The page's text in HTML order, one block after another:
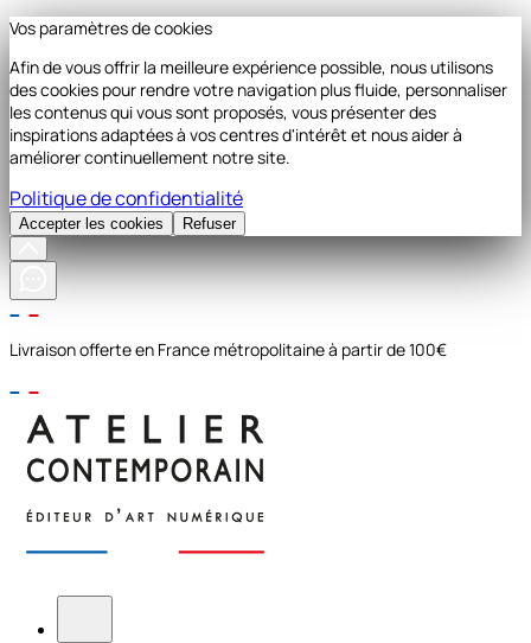
Vos paramètres de cookies
Afin de vous offrir la meilleure expérience possible, nous utilisons
des cookies pour rendre votre navigation plus fluide, personnaliser
les contenus qui vous sont proposés, vous présenter des
inspirations adaptées à vos centres d'intérêt et nous aider à
améliorer continuellement notre site.
Politique de confidentialité
Accepter les cookies Refuser
Livraison offerte en France métropolitaine à partir de 100€